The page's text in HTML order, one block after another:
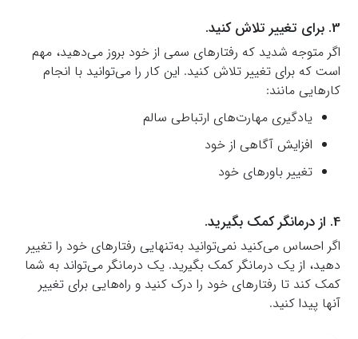
3. برای تغییر تلاش کنید.
اگر متوجه شدید که رفتارهای سمی از خود بروز می‌دهید، مهم
است که برای تغییر تلاش کنید. این کار را می‌توانید با انجام
کارهایی مانند:
یادگیری مهارت‌های ارتباطی سالم
افزایش آگاهی از خود
تغییر باورهای خود
4. از درمانگر کمک بگیرید.
اگر احساس می‌کنید نمی‌توانید به‌تنهایی رفتارهای خود را تغییر
دهید، از یک درمانگر کمک بگیرید. یک درمانگر می‌تواند به شما
کمک کند تا رفتارهای خود را درک کنید و راه‌هایی برای تغییر
آنها پیدا کنید.